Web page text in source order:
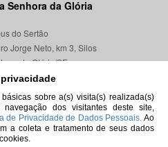
sobre a(s) visita(s) realizada(s)
dos visitantes deste site,
de Privacidade de Dados Pessoais. Ao
a coleta e tratamento de seus dados
Senhora da Glória
do Sertão
Jorge Neto, km 3, Silos
da Glória/SE
49680-000